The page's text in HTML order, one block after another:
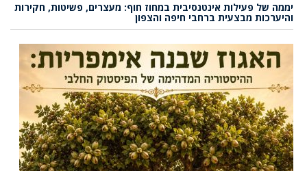
יממה של פעילות אינטנסיבית במחוז חוף: מעצרים, פשיטות, חקירות
והיערכות מבצעית ברחבי חיפה והצפון